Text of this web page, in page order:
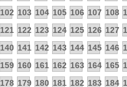
102 103 104 105 106 107 108
121 122 123 124 125 126 127
140 141 142 143 144 145 146
159 160 161 162 163 164 165
178 179 180 181 182 183 184